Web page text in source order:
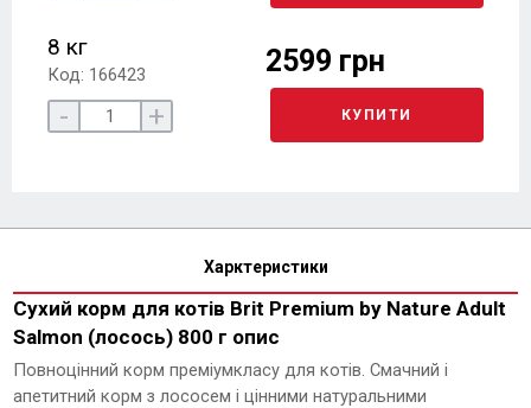
8 кг
Код: 166423 2599 грн
- + КУПИТИ
Харктеристики
Сухий корм для котів Brit Premium by Nature Adult
Salmon (лосось) 800 г опис
Повноцінний корм преміумкласу для котів. Смачний і
апетитний корм з лососем і цінними натуральними